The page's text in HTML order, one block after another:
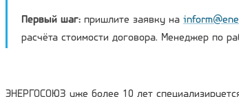
Первый шаг: пришлите заявку на
расчёта стоимости договора. Менеджер по
ЭНЕРГОСОЮЗ уже более 10 лет